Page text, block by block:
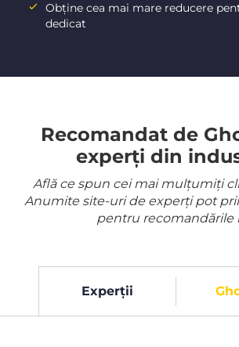
Obține cea mai mare reducere
dedicat
Recomandat de
experți din
Află ce spun cei mai mulțumiți
Anumite site-uri de experți pot
pentru recomandările
Experții